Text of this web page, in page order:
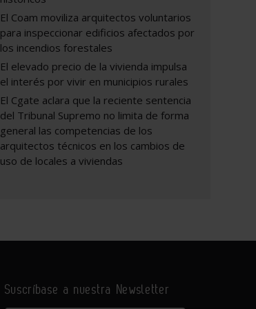
El Coam moviliza arquitectos voluntarios
para inspeccionar edificios afectados por
los incendios forestales
El elevado precio de la vivienda impulsa
el interés por vivir en municipios rurales
El Cgate aclara que la reciente sentencia
del Tribunal Supremo no limita de forma
general las competencias de los
arquitectos técnicos en los cambios de
uso de locales a viviendas
Suscríbase a nuestra Newsletter